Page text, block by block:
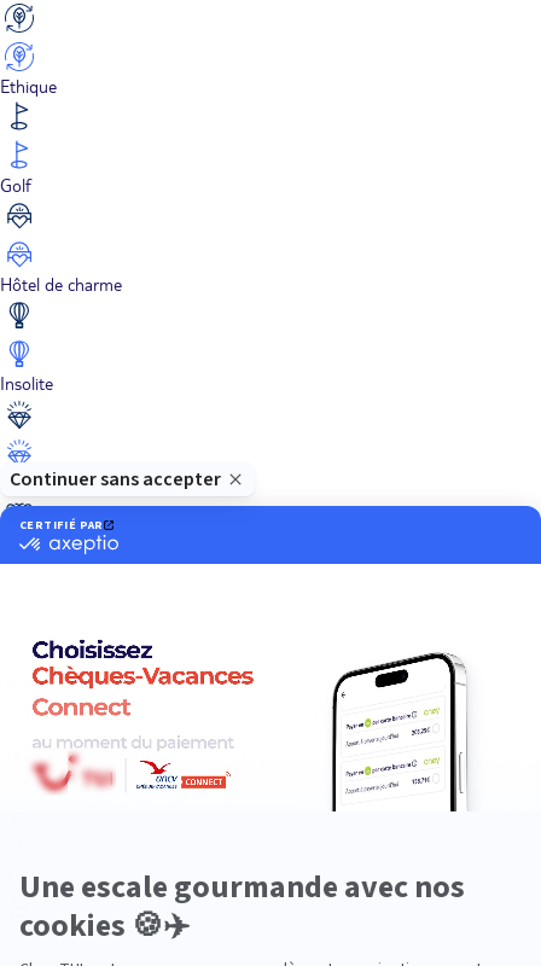
Ethique
Golf
Hôtel de charme
Insolite
Luxe
Neige
Plongée
Premium